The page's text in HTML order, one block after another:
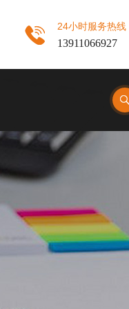
24小时服务热线
13911066927